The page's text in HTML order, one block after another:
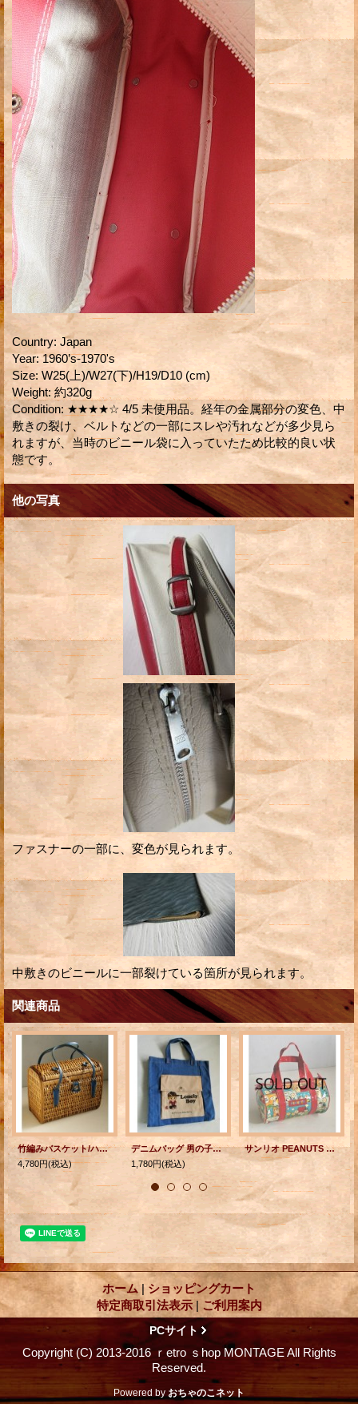
Country: Japan
Year: 1960’s-1970's
Size: W25(上)/W27(下)/H19/D10 (cm)
Weight: 約320g
Condition: ★★★★☆ 4/5 未使用品。経年の金属部分の変色、中
敷きの裂け、ベルトなどの一部にスレや汚れなどが多少見ら
れますが、当時のビニール袋に入っていたため比較的良い状
態です。
他の写真
ファスナーの一部に、変色が見られます。
中敷きのビニールに一部裂けている箇所が見られます。
関連商品
竹編みバスケット/ハンドバック ハンドル：合皮 チェーン、金具付
4,780円(税込)
デニムバッグ 男の子イラスト
1,780円(税込)
サンリオ PEANUTS スヌーピー ビニールバック size:Φ15cm×L25cm
ホーム | ショッピングカート
特定商取引法表示 | ご利用案内
PCサイト
Copyright (C) 2013-2016 ｒetro ｓhop MONTAGE All Rights
Reserved.
Powered by おちゃのこネット